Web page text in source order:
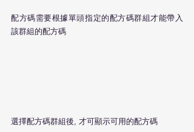
配方碼需要根據單頭指定的配方碼群組才能帶入
該群組的配方碼
選擇配方碼群組後, 才可顯示可用的配方碼